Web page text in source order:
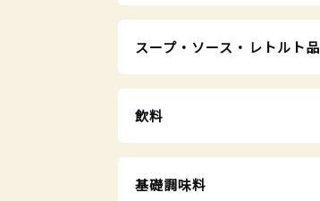
スープ・ソース・レトルト品
飲料
基礎調味料